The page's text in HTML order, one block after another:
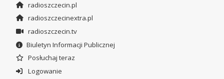
radioszczecin.pl
radioszczecinextra.pl
radioszczecin.tv
Biuletyn Informacji Publicznej
Posłuchaj teraz
Logowanie